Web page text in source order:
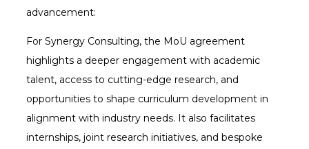
advancement:
For Synergy Consulting, the MoU agreement
highlights a deeper engagement with academic
talent, access to cutting-edge research, and
opportunities to shape curriculum development in
alignment with industry needs. It also facilitates
internships, joint research initiatives, and bespoke